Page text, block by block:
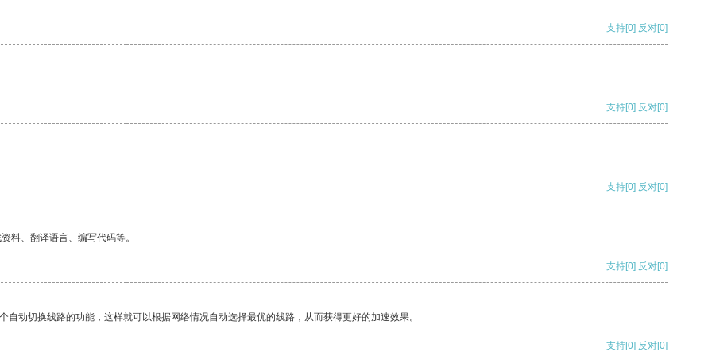
支持[0] 反对[0]
支持[0] 反对[0]
支持[0] 反对[0]
料、翻译语言、编写代码等。
支持[0] 反对[0]
动切换线路的功能，这样就可以根据网络情况自动选择最优的线路，从而获得更好的加速效果。
支持[0] 反对[0]